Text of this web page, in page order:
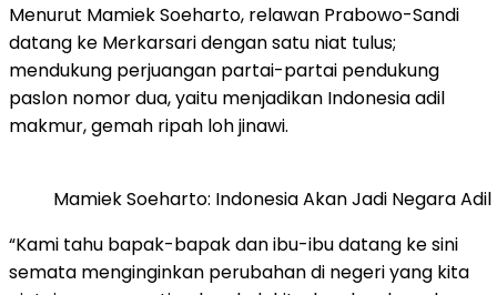
Menurut Mamiek Soeharto, relawan Prabowo-Sandi
datang ke Merkarsari dengan satu niat tulus;
mendukung perjuangan partai-partai pendukung
paslon nomor dua, yaitu menjadikan Indonesia adil
makmur, gemah ripah loh jinawi.
Mamiek Soeharto: Indonesia Akan Jadi Negara
“Kami tahu bapak-bapak dan ibu-ibu datang ke sini
semata menginginkan perubahan di negeri yang kita